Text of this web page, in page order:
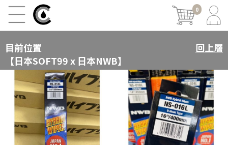
0
目前位置
【日本SOFT99 x 日本NWB】
回上層